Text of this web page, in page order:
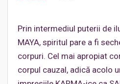
Prin intermediul puterii de
MAYA, spiritul pare a fi
corpuri. Cel mai apropiat
corpul cauzal, adică acolo